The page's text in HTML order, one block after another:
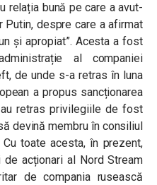
relația bună pe care a avut-
despre care a afirmat
și apropiat”. Acesta a fost
al companiei
de unde s-a retras în luna
a propus sancționarea
retras privilegiile de fost
devină membru în consiliul
toate acesta, în prezent,
acționari al Nord Stream
de compania rusească